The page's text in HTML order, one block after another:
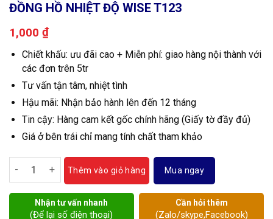
ĐỒNG HỒ NHIỆT ĐỘ WISE T123
1,000 ₫
Chiết khấu: ưu đãi cao + Miễn phí: giao hàng nội thành với
các đơn trên 5tr
Tư vấn tận tâm, nhiệt tình
Hậu mãi: Nhận bảo hành lên đến 12 tháng
Tin cậy: Hàng cam kết gốc chính hãng (Giấy tờ đầy đủ)
Giá ở bên trái chỉ mang tính chất tham khảo
Đồng hồ nhiệt độ Wise T123 số lượng
Thêm vào giỏ hàng Mua ngay
Nhận tư vấn nhanh
(Để lại số điện thoại)
Cần hỏi thêm
(Zalo/skype,Facebook)